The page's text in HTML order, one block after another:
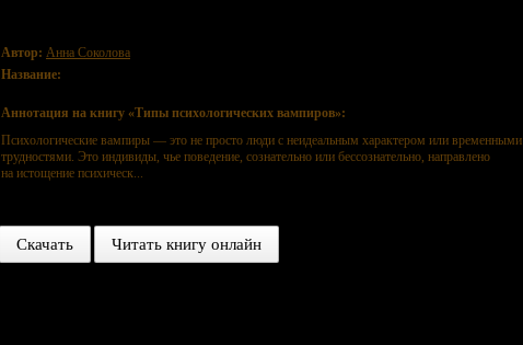
Автор: Анна Соколова
Название:
Аннотация на книгу «Типы психологических вампиров»:
Психологические вампиры — это не просто люди с неидеальным характером или временными
трудностями. Это индивиды, чье поведение, сознательно или бессознательно, направлено
на истощение психическ...
Скачать Читать книгу онлайн